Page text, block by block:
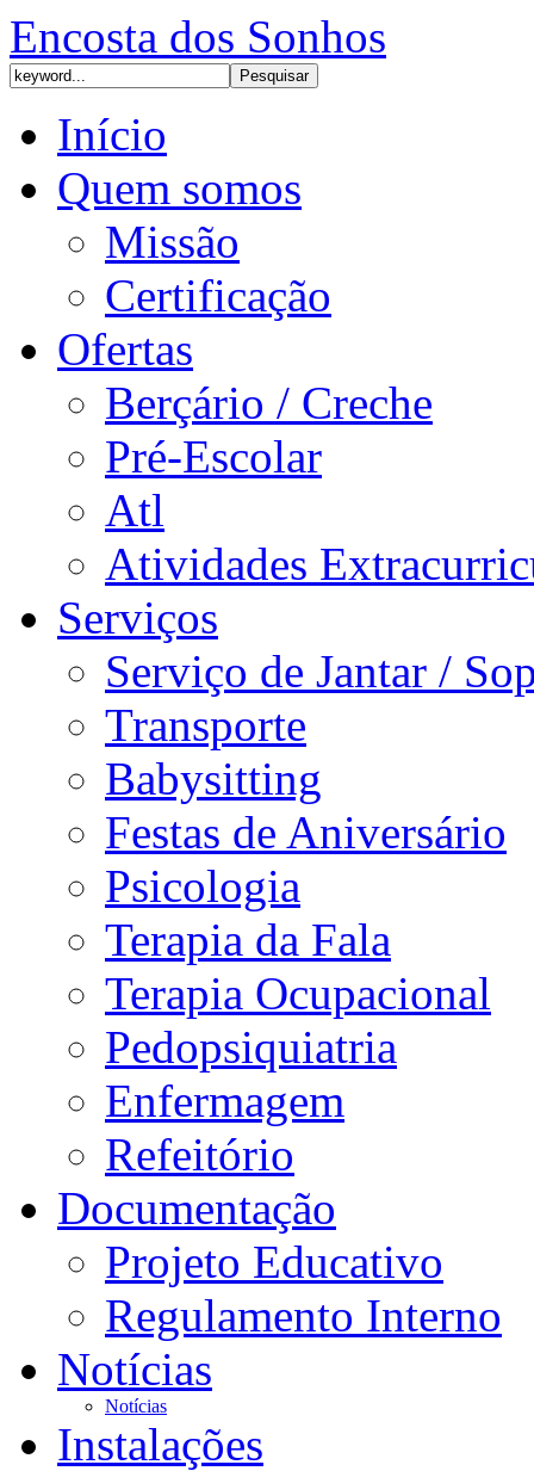
Encosta dos Sonhos
Início
Quem somos
Missão
Certificação
Ofertas
Berçário / Creche
Pré-Escolar
Atl
Atividades
Serviços
Serviço de Jantar /
Transporte
Babysitting
Festas de Aniversário
Psicologia
Terapia da Fala
Terapia Ocupacional
Pedopsiquiatria
Enfermagem
Refeitório
Documentação
Projeto Educativo
Regulamento Interno
Notícias
Notícias
Instalações